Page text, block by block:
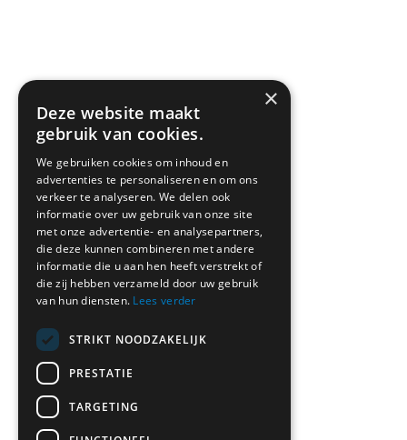
×
Deze website maakt
gebruik van cookies.
We gebruiken cookies om inhoud en
advertenties te personaliseren en om ons
verkeer te analyseren. We delen ook
informatie over uw gebruik van onze site
met onze advertentie- en analysepartners,
die deze kunnen combineren met andere
informatie die u aan hen heeft verstrekt of
die zij hebben verzameld door uw gebruik
van hun diensten. Lees verder
STRIKT NOODZAKELIJK
PRESTATIE
TARGETING